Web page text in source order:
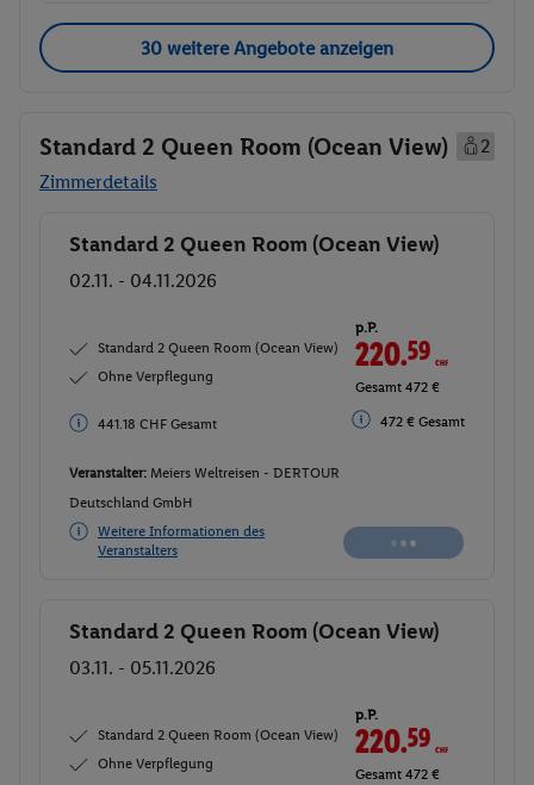
30 weitere Angebote anzeigen
Standard 2 Queen Room (Ocean View)
2
Zimmerdetails
Buchen
Standard 2 Queen Room (Ocean View)
02.11. - 04.11.2026
Standard 2 Queen Room (Ocean View)
Ohne Verpflegung
441.18 CHF Gesamt
p.P.
220.59CHF
Gesamt 472 €
472 € Gesamt
Veranstalter: Meiers Weltreisen - DERTOUR
Deutschland GmbH
Weitere Informationen des
Veranstalters
Buchen
Standard 2 Queen Room (Ocean View)
03.11. - 05.11.2026
Standard 2 Queen Room (Ocean View)
Ohne Verpflegung
p.P.
220.59CHF
Gesamt 472 €